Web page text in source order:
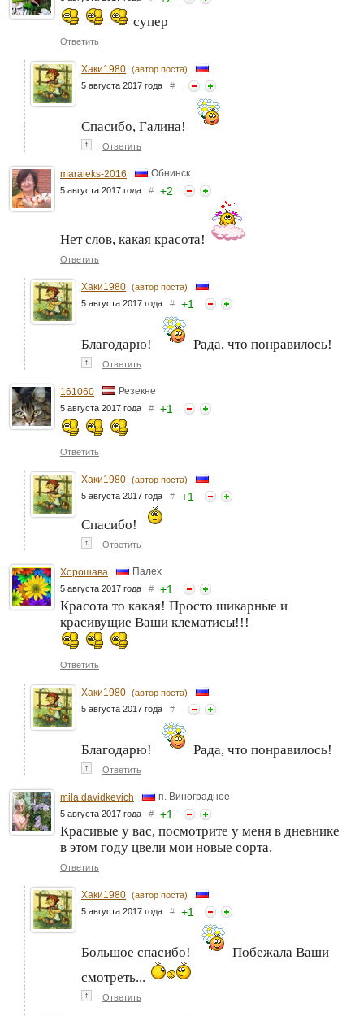
супер
Ответить
Хаки1980 (автор поста)
5 августа 2017 года #
Спасибо, Галина!
↑ Ответить
maraleks-2016 Обнинск
5 августа 2017 года # +2
Нет слов, какая красота!
Ответить
Хаки1980 (автор поста)
5 августа 2017 года # +1
Благодарю! Рада, что понравилось!
↑ Ответить
161060 Резекне
5 августа 2017 года # +1
Ответить
Хаки1980 (автор поста)
5 августа 2017 года # +1
Спасибо!
↑ Ответить
Хорошава Палех
5 августа 2017 года # +1
Красота то какая! Просто шикарные и
красивущие Ваши клематисы!!!
Ответить
Хаки1980 (автор поста)
5 августа 2017 года #
Благодарю! Рада, что понравилось!
↑ Ответить
mila davidkevich п. Виноградное
5 августа 2017 года # +1
Красивые у вас, посмотрите у меня в дневнике
в этом году цвели мои новые сорта.
Ответить
Хаки1980 (автор поста)
5 августа 2017 года # +1
Большое спасибо!
Побежала Ваши
смотреть...
↑ Ответить